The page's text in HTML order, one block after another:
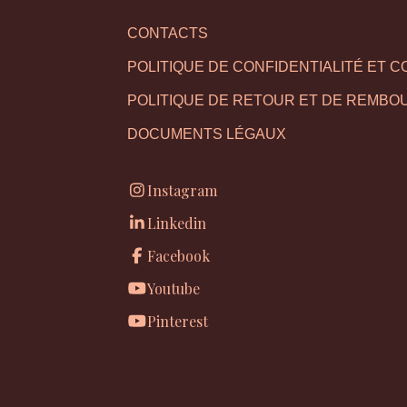
CONTACTS
POLITIQUE DE CONFIDENTIALITÉ ET
POLITIQUE DE RETOUR ET DE
DOCUMENTS LÉGAUX
Instagram
Linkedin
Facebook
Youtube
Pinterest